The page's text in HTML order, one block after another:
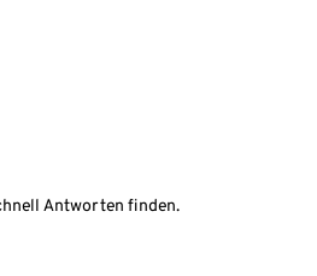
Antworten finden.